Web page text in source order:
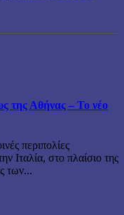
της Αθήνας – Το νέο
περιπολίες
Ιταλία, στο πλαίσιο της
των...